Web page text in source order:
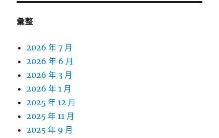
彙整
2026 年 7 月
2026 年 6 月
2026 年 3 月
2026 年 1 月
2025 年 12 月
2025 年 11 月
2025 年 9 月